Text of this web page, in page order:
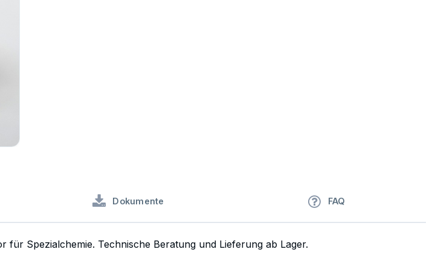
Dokumente FAQ
für Spezialchemie. Technische Beratung und Lieferung ab Lager.